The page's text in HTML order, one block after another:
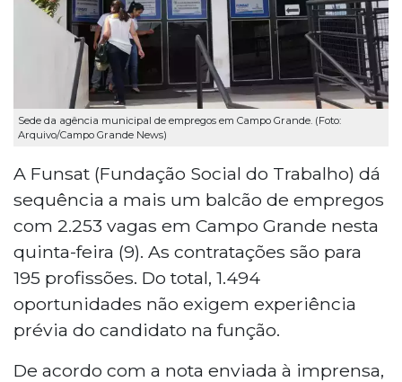
Sede da agência municipal de empregos em Campo Grande. (Foto:
Arquivo/Campo Grande News)
A Funsat (Fundação Social do Trabalho) dá
sequência a mais um balcão de empregos
com 2.253 vagas em Campo Grande nesta
quinta-feira (9). As contratações são para
195 profissões. Do total, 1.494
oportunidades não exigem experiência
prévia do candidato na função.
De acordo com a nota enviada à imprensa,